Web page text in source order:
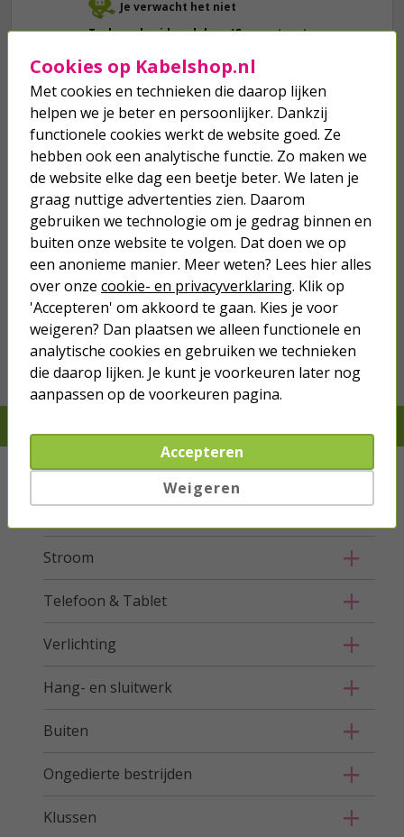
Je verwacht het niet
Turbo onkruidverdelger (Concentraat,
40,
89
we hebben het wel
Bestel mee
Kabels
Stroom
Telefoon & Tablet
Verlichting
Hang- en sluitwerk
Buiten
Ongedierte bestrijden
Klussen
Cookies op Kabelshop.nl
Met cookies en technieken die daarop lijken
helpen we je beter en persoonlijker. Dankzij
functionele cookies werkt de website goed. Ze
hebben ook een analytische functie. Zo maken we
de website elke dag een beetje beter. We laten je
graag nuttige advertenties zien. Daarom
gebruiken we technologie om je gedrag binnen en
buiten onze website te volgen. Dat doen we op
een anonieme manier. Meer weten? Lees hier alles
over onze cookie- en privacyverklaring. Klik op
'Accepteren' om akkoord te gaan. Kies je voor
weigeren? Dan plaatsen we alleen functionele en
analytische cookies en gebruiken we technieken
die daarop lijken. Je kunt je voorkeuren later nog
aanpassen op de voorkeuren pagina.
Accepteren
Weigeren